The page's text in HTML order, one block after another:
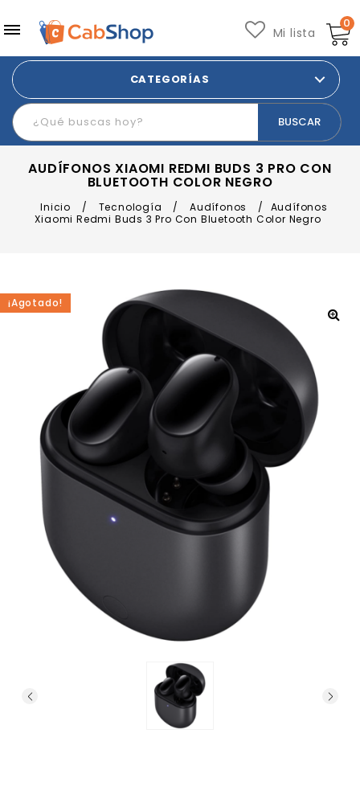
0
Mi lista
CATEGORÍAS
AUDÍFONOS XIAOMI REDMI BUDS 3 PRO CON
BLUETOOTH COLOR NEGRO
Inicio / Tecnología / Audífonos /
Audífonos
Xiaomi Redmi Buds 3 Pro Con Bluetooth Color Negro
¡Agotado!